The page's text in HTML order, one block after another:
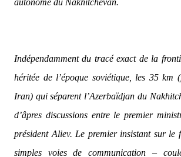
autonome du Nakhitchevan.
Indépendamment du tracé exact de la
héritée de l’époque soviétique, les 35 km
Iran) qui séparent l’Azerbaïdjan du
d’âpres discussions entre le premier
président Aliev. Le premier insistant sur le
simples voies de communication –